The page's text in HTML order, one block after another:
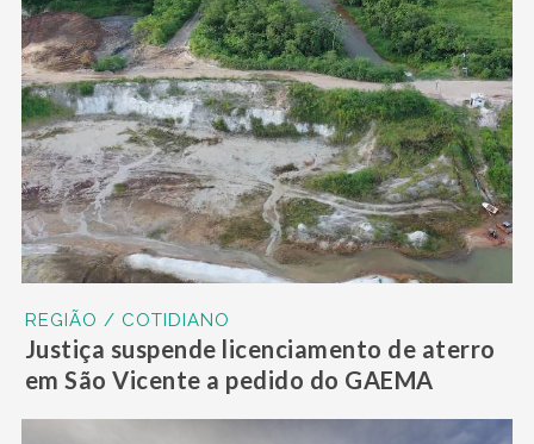
REGIÃO / COTIDIANO
Justiça suspende licenciamento de aterro
em São Vicente a pedido do GAEMA